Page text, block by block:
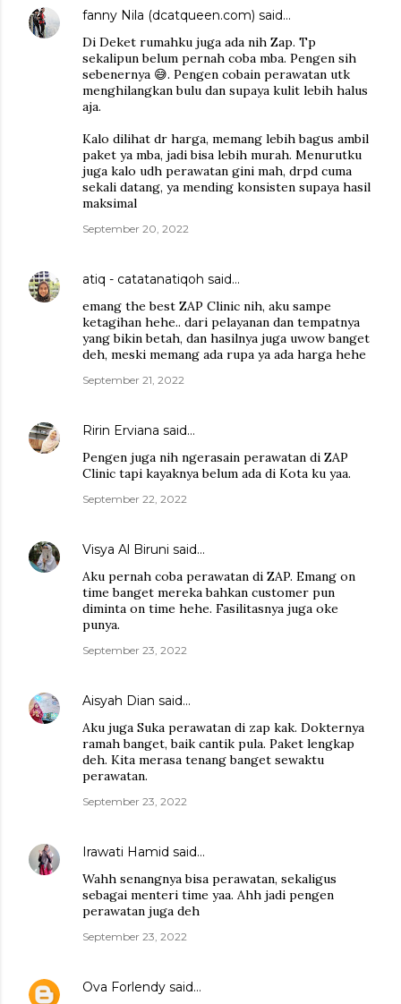
fanny Nila (dcatqueen.com) said…
Di Deket rumahku juga ada nih Zap. Tp
sekalipun belum pernah coba mba. Pengen sih
sebenernya 😅. Pengen cobain perawatan utk
menghilangkan bulu dan supaya kulit lebih halus
aja.
Kalo dilihat dr harga, memang lebih bagus ambil
paket ya mba, jadi bisa lebih murah. Menurutku
juga kalo udh perawatan gini mah, drpd cuma
sekali datang, ya mending konsisten supaya hasil
maksimal
September 20, 2022
atiq - catatanatiqoh said…
emang the best ZAP Clinic nih, aku sampe
ketagihan hehe.. dari pelayanan dan tempatnya
yang bikin betah, dan hasilnya juga uwow banget
deh, meski memang ada rupa ya ada harga hehe
September 21, 2022
Ririn Erviana said…
Pengen juga nih ngerasain perawatan di ZAP
Clinic tapi kayaknya belum ada di Kota ku yaa.
September 22, 2022
Visya Al Biruni said…
Aku pernah coba perawatan di ZAP. Emang on
time banget mereka bahkan customer pun
diminta on time hehe. Fasilitasnya juga oke
punya.
September 23, 2022
Aisyah Dian said…
Aku juga Suka perawatan di zap kak. Dokternya
ramah banget, baik cantik pula. Paket lengkap
deh. Kita merasa tenang banget sewaktu
perawatan.
September 23, 2022
Irawati Hamid said…
Wahh senangnya bisa perawatan, sekaligus
sebagai menteri time yaa. Ahh jadi pengen
perawatan juga deh
September 23, 2022
Ova Forlendy said…